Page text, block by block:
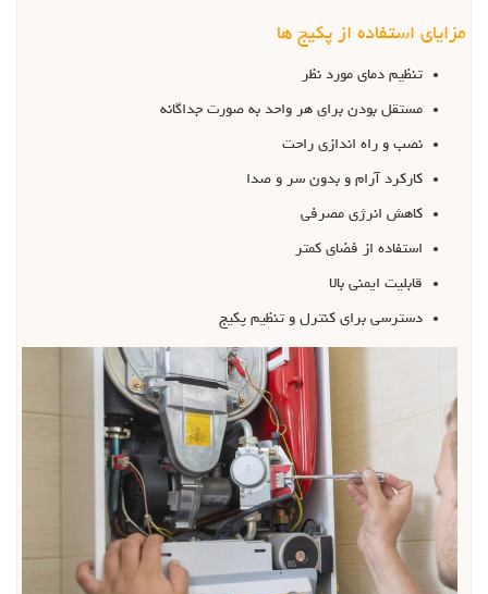
مزایای استفاده از پکیج ها
تنظیم دمای مورد نظر
مستقل بودن برای هر واحد به صورت جداگانه
نصب و راه اندازی راحت
کارکرد آرام و بدون سر و صدا
کاهش انرژی مصرفی
استفاده از فضای کمتر
قابلیت ایمنی بالا
دسترسی برای کنترل و تنظیم پکیج